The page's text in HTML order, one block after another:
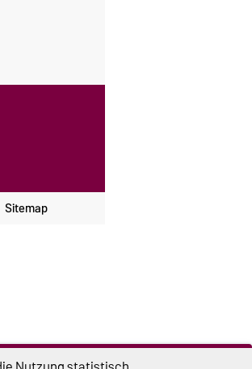
Sitemap